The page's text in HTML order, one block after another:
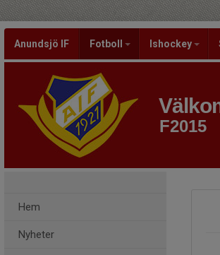
Anundsjö IF Fotboll Ishockey
F2015
Hem
Nyheter